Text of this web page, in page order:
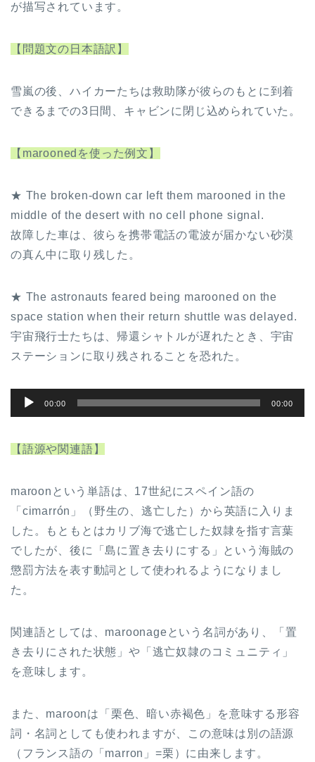
が描写されています。
【問題文の日本語訳】
雪嵐の後、ハイカーたちは救助隊が彼らのもとに到着
できるまでの3日間、キャビンに閉じ込められていた。
【maroonedを使った例文】
★ The broken-down car left them marooned in the
middle of the desert with no cell phone signal.
故障した車は、彼らを携帯電話の電波が届かない砂漠
の真ん中に取り残した。
★ The astronauts feared being marooned on the
space station when their return shuttle was delayed.
宇宙飛行士たちは、帰還シャトルが遅れたとき、宇宙
ステーションに取り残されることを恐れた。
声
レ
ヤ
00:00 00:00
【語源や関連語】
maroonという単語は、17世紀にスペイン語の
「cimarrón」（野生の、逃亡した）から英語に入りま
した。もともとはカリブ海で逃亡した奴隷を指す言葉
でしたが、後に「島に置き去りにする」という海賊の
懲罰方法を表す動詞として使われるようになりまし
た。
関連語としては、maroonageという名詞があり、「置
き去りにされた状態」や「逃亡奴隷のコミュニティ」
を意味します。
また、maroonは「栗色、暗い赤褐色」を意味する形容
詞・名詞としても使われますが、この意味は別の語源
（フランス語の「marron」=栗）に由来します。